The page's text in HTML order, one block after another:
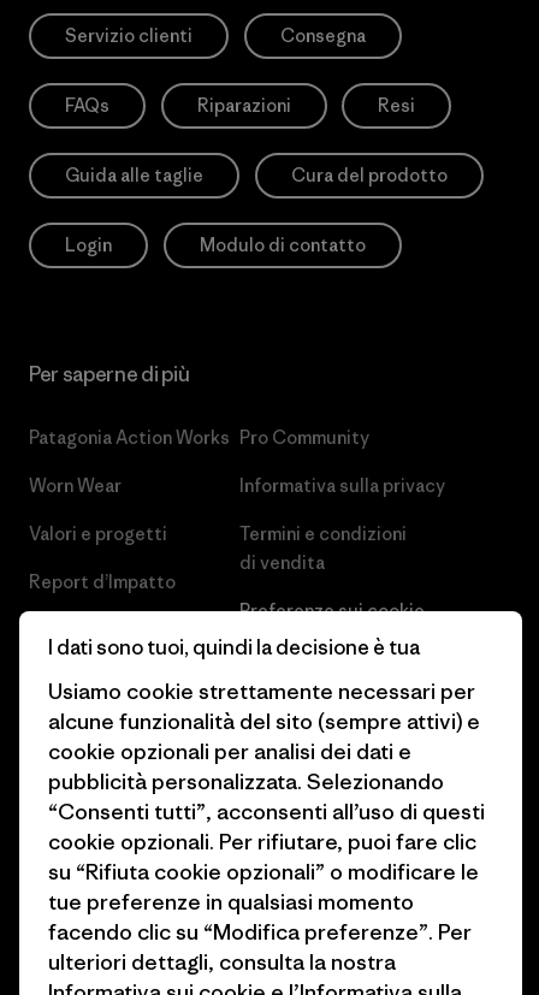
Servizio clienti Consegna
FAQs Riparazioni Resi
Guida alle taglie Cura del prodotto
Login Modulo di contatto
Per saperne di più
Patagonia Action Works
Worn Wear
Valori e progetti
Report d’Impatto
Obiettivi climatici
1% For The Planet
Come finanziamo
Buoni regalo
Trova un negozio
Pro Community
Informativa sulla privacy
Termini e condizioni
di vendita
Preferenze sui cookie
Lavora con noi
Stampa e media
Industry program
Programma di affiliazione
Patagonia Italia Mappa del sito
I dati sono tuoi, quindi la decisione è tua
Usiamo cookie strettamente necessari per
alcune funzionalità del sito (sempre attivi) e
cookie opzionali per analisi dei dati e
pubblicità personalizzata. Selezionando
“Consenti tutti”, acconsenti all’uso di questi
cookie opzionali. Per rifiutare, puoi fare clic
su “Rifiuta cookie opzionali” o modificare le
tue preferenze in qualsiasi momento
facendo clic su “Modifica preferenze”. Per
ulteriori dettagli, consulta la nostra